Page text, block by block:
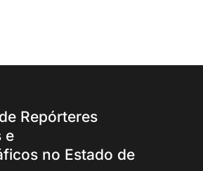
Repórteres
e
no Estado de